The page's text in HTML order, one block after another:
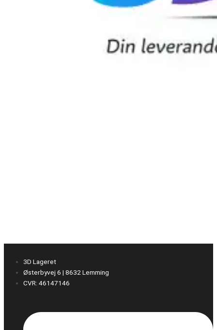
3D Lageret
Østerbyvej 6 | 8632 Lemming
CVR: 46147146